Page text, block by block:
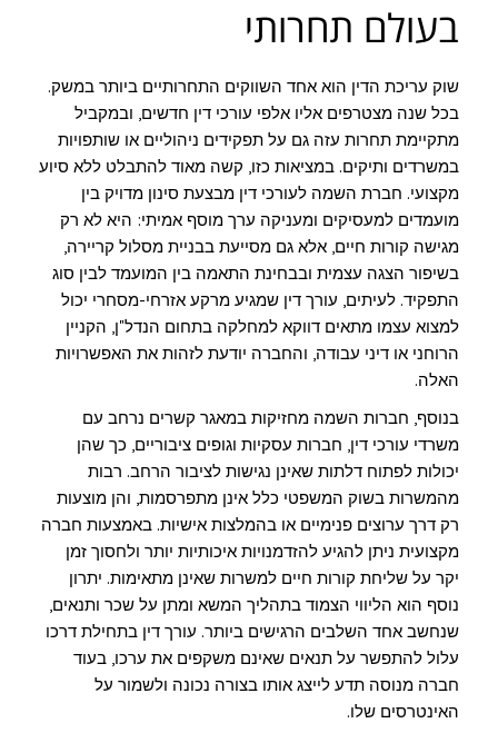
בעולם תחרותי
שוק עריכת הדין הוא אחד השווקים התחרותיים ביותר במשק.
בכל שנה מצטרפים אליו אלפי עורכי דין חדשים, ובמקביל
מתקיימת תחרות עזה גם על תפקידים ניהוליים או שותפויות
במשרדים ותיקים. במציאות כזו, קשה מאוד להתבלט ללא סיוע
מקצועי. חברת השמה לעורכי דין מבצעת סינון מדויק בין
מועמדים למעסיקים ומעניקה ערך מוסף אמיתי: היא לא רק
מגישה קורות חיים, אלא גם מסייעת בבניית מסלול קריירה,
בשיפור הצגה עצמית ובבחינת התאמה בין המועמד לבין סוג
התפקיד. לעיתים, עורך דין שמגיע מרקע אזרחי-מסחרי יכול
למצוא עצמו מתאים דווקא למחלקה בתחום הנדל"ן, הקניין
הרוחני או דיני עבודה, והחברה יודעת לזהות את האפשרויות
האלה.
בנוסף, חברות השמה מחזיקות במאגר קשרים נרחב עם
משרדי עורכי דין, חברות עסקיות וגופים ציבוריים, כך שהן
יכולות לפתוח דלתות שאינן נגישות לציבור הרחב. רבות
מהמשרות בשוק המשפטי כלל אינן מתפרסמות, והן מוצעות
רק דרך ערוצים פנימיים או בהמלצות אישיות. באמצעות חברה
מקצועית ניתן להגיע להזדמנויות איכותיות יותר ולחסוך זמן
יקר על שליחת קורות חיים למשרות שאינן מתאימות. יתרון
נוסף הוא הליווי הצמוד בתהליך המשא ומתן על שכר ותנאים,
שנחשב אחד השלבים הרגישים ביותר. עורך דין בתחילת דרכו
עלול להתפשר על תנאים שאינם משקפים את ערכו, בעוד
חברה מנוסה תדע לייצג אותו בצורה נכונה ולשמור על
האינטרסים שלו.